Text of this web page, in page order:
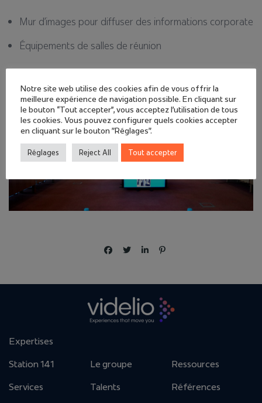
Mur d’images pour diffuser des informations corporate
Équipements de salles de réunion
Expertises
Station 141
Services
Le groupe
Talents
Ressources
Références
Notre site web utilise des cookies afin de vous offrir la
meilleure expérience de navigation possible. En cliquant sur
le bouton “Tout accepter”, vous acceptez l'utilisation de tous
les cookies. Vous pouvez configurer quels cookies accepter
en cliquant sur le bouton "Réglages".
Réglages Reject All Tout accepter